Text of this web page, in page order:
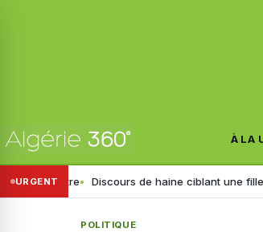
À LA
URGENT
Discours de haine ciblant une fille de 8 ans
POLITIQUE